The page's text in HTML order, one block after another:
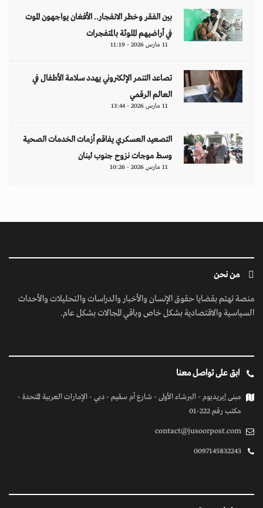
بين الفقر وخطر الانفجار.. الأفغان يواجهون الموت
في أراضيهم الملوثة بالمتفجرات
11 مارس 2026 - 11:19
تصاعد التنمر الإلكتروني يهدد سلامة الأطفال في
العالم الرقمي
11 مارس 2026 - 13:44
التصعيد العسكري يفاقم أزمات الخدمات الصحية
وسط موجات نزوح جنوب لبنان
11 مارس 2026 - 10:26
من نحن
منصة تهتم بقضايا حقوق الإنسان والأخبار والدراسات والتحليلات والأحداث
السياسية والاقتصادية بشكل خاص وباقي المجالات بشكل عام.
ابق على تواصل معنا
مبنى إيريديوم - البرشاء الأولى - شارع أم سقيم - دبي - الإمارات العربية المتحدة -
مكتب رقم 222-01
contact@jusoorpost.com
0097145832243